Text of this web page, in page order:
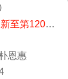
至第120集
恩惠